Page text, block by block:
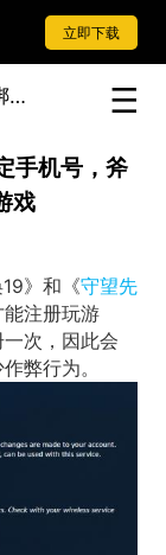
立即下载
《使命召唤19》为减少外挂需绑定手机号，斧牛加速器助力玩家畅玩游戏
手机号，斧
戏
》和《守望先
能注册玩游
次，因此会
弊行为。